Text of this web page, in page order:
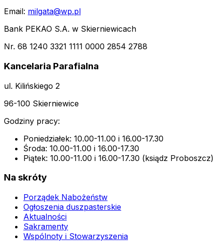
Email: milgata@wp.pl
Bank PEKAO S.A. w Skierniewicach
Nr. 68 1240 3321 1111 0000 2854 2788
Kancelaria Parafialna
ul. Kilińskiego 2
96-100 Skierniewice
Godziny pracy:
Poniedziałek: 10.00-11.00 i 16.00-17.30
Środa: 10.00-11.00 i 16.00-17.30
Piątek: 10.00-11.00 i 16.00-17.30 (ksiądz Proboszcz)
Na skróty
Porządek Nabożeństw
Ogłoszenia duszpasterskie
Aktualności
Sakramenty
Wspólnoty i Stowarzyszenia